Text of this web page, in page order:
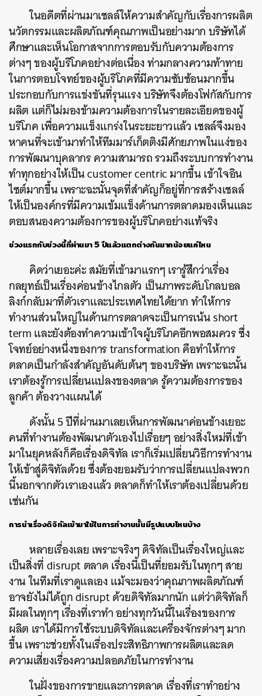
ในอดีตที่ผ่านมาเชลล์ให้ความสำคัญกับเรื่องการผลิต
นวัตกรรมและผลิตภัณฑ์คุณภาพเป็นอย่างมาก บริษัทได้
ศึกษาและเห็นโอกาสจากการตอบรับกับความต้องการ
ต่างๆ ของผู้บริโภคอย่างต่อเนื่อง ท่ามกลางความท้าทาย
ในการตอบโจทย์ของผู้บริโภคที่มีความซับซ้อนมากขึ้น
ประกอบกับการแข่งขันที่รุนแรง บริษัทจึงต้องโฟกัสกับการ
ผลิต แต่ก็ไม่มองข้ามความต้องการในรายละเอียดของผู้
บริโภค เพื่อความแข็งแกร่งในระยะยาวแล้ว เชลล์จึงมอง
หาคนที่จะเข้ามาทำให้ทีมมาร์เก็ตติงมีศักยภาพในแง่ของ
การพัฒนาบุคลากร ความสามารถ รวมถึงระบบการทำงาน
ทำทุกอย่างให้เป็น customer centric มากขึ้น เข้าใจอิน
ไซต์มากขึ้น เพราะฉะนั้นจุดที่สำคัญก็อยู่ที่การสร้างเชลล์
ให้เป็นองค์กรที่มีความเข้มแข็งด้านการตลาดมองเห็นและ
ตอบสนองความต้องการของผู้บริโภคอย่างแท้จริง
ช่วงแรกกับช่วงนี้ที่ผ่านมา5 ปีแล้วแตกต่างกันมากน้อยแค่ไหน
คิดว่าเยอะค่ะ สมัยที่เข้ามาแรกๆ เรารู้สึกว่าเรื่อง
กลยุทธ์เป็นเรื่องค่อนข้างไกลตัว เป็นภาพระดับโกลบอล
ลิงก์กลับมาที่ตัวเราและประเทศไทยได้ยาก ทำให้การ
ทำงานส่วนใหญ่ในด้านการตลาดจะเป็นการเน้น short
term และยังต้องทำความเข้าใจผู้บริโภคอีกพอสมควร ซึ่ง
โจทย์อย่างหนึ่งของการ transformation คือทำให้การ
ตลาดเป็นกำลังสำคัญอันดับต้นๆ ของบริษัท เพราะฉะนั้น
เราต้องรู้การเปลี่ยนแปลงของตลาด รู้ความต้องการของ
ลูกค้า ต้องวางแผนได้
ดังนั้น 5 ปีที่ผ่านมาเลยเห็นการพัฒนาค่อนข้างเยอะ
คนที่ทำงานต้องพัฒนาตัวเองไปเรื่อยๆ อย่างสิ่งใหม่ที่เข้า
มาในยุคหลังก็คือเรื่องดิจิทัล เราก็เริ่มเปลี่ยนวิธีการทำงาน
ให้เข้าสู่ดิจิทัลด้วย ซึ่งต้องยอมรับว่าการเปลี่ยนแปลงพวก
นี้นอกจากตัวเราเองแล้ว ตลาดก็ทำให้เราต้องเปลี่ยนด้วย
เช่นกัน
การนำเรื่องดิจิทัลเข้ามาใช้ในการทำงานนั้นมีรูปแบบไหนบ้าง
หลายเรื่องเลย เพราะจริงๆ ดิจิทัลเป็นเรื่องใหญ่และ
เป็นสิ่งที่ disrupt ตลาด เรื่องนี้เป็นที่ยอมรับในทุกๆ สาย
งาน ในทีมที่เราดูแลเอง แม้จะมองว่าคุณภาพผลิตภัณฑ์
อาจยังไม่ได้ถูก disrupt ด้วยดิจิทัลมากนัก แต่ว่าดิจิทัลก็
มีผลในทุกๆ เรื่องที่เราทำ อย่างทุกวันนี้ในเรื่องของการ
ผลิต เราได้มีการใช้ระบบดิจิทัลและเครื่องจักรต่างๆ มาก
ขึ้น เพราะช่วยทั้งในเรื่องประสิทธิภาพการผลิตและลด
ความเสี่ยงเรื่องความปลอดภัยในการทำงาน
ในฝั่งของการขายและการตลาด เรื่องที่เราทำอย่าง